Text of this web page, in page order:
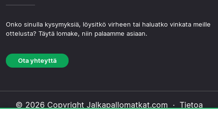
Onko sinulla kysymyksiä, löysitkö virheen tai haluatko vinkata meille
ottelusta? Täytä lomake, niin palaamme asiaan.
Ota yhteyttä
© 2026 Copyright Jalkapallomatkat.com · Tietoa